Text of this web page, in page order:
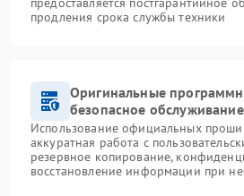
продления срока службы техники
Оригинальные
безопасное
Использование официальных
аккуратная работа с
резервное копирование,
восстановление информации при